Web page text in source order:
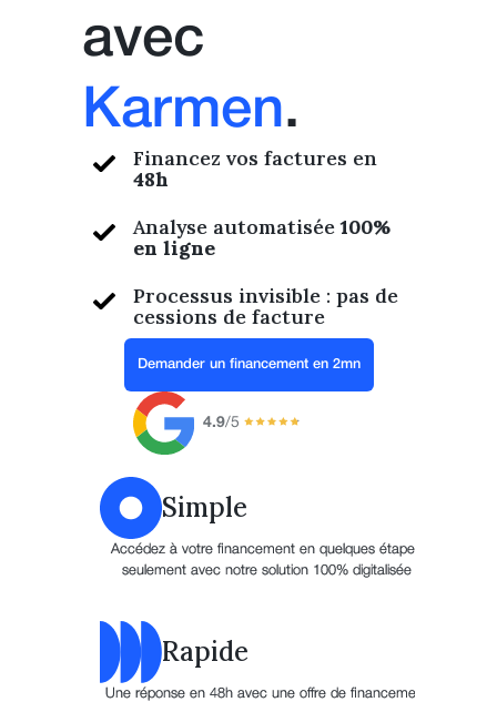
avec
Karmen.
Financez vos factures en
48h
Analyse automatisée100%
en ligne
Processus invisible : pas de
cessions de facture
Demander un financement en 2mn
4.9/5
Simple
Accédez à votre financement en quelques étapes
seulement avec notre solution 100% digitalisée
Rapide
Une réponse en 48h avec une offre de financement